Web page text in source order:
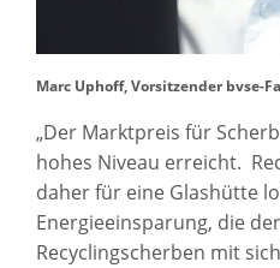
Marc Uphoff, Vorsitzender bvse-
„Der Marktpreis für
hohes Niveau erreicht.
daher für eine Glashütte
Energieeinsparung, die
Recyclingscherben mit